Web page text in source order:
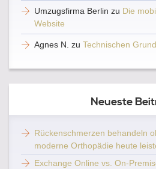
Umzugsfirma Berlin zu Die
Website
Agnes N. zu Technischen
Neueste
Rückenschmerzen behandeln
moderne Orthopädie heute
Exchange Online vs. On-